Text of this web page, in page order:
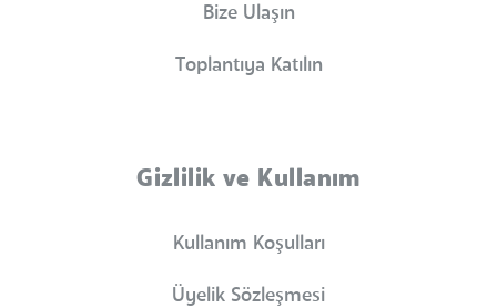
Bize Ulaşın
Toplantıya Katılın
Gizlilik ve Kullanım
Kullanım Koşulları
Üyelik Sözleşmesi